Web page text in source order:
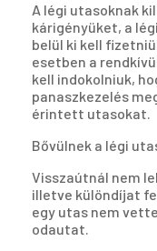
A légi utasoknak
kárigényüket, a
belül ki kell
esetben a
kell indokolniuk,
panaszkezelés
érintett utasokat.
Bővülnek a légi
Visszaútnál nem
illetve különdíjat
egy utas nem
odautat.